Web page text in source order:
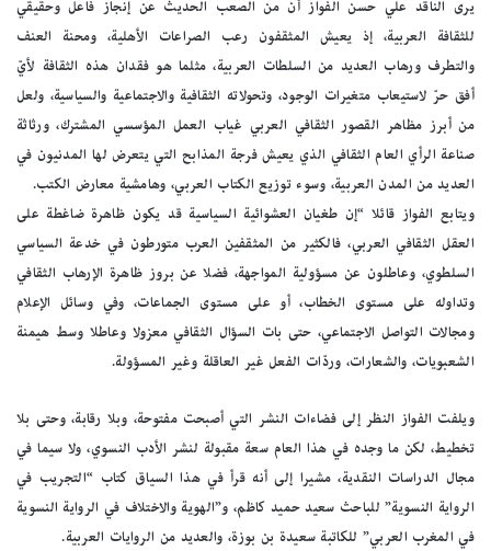
يرى الناقد علي حسن الفواز أن من الصعب الحديث عن إنجاز فاعل وحقيقي
للثقافة العربية، إذ يعيش المثقفون رعب الصراعات الأهلية، ومحنة العنف
والتطرف ورهاب العديد من السلطات العربية، مثلما هو فقدان هذه الثقافة لأيّ
أفق حرّ لاستيعاب متغيرات الوجود، وتحولاته الثقافية والاجتماعية والسياسية، ولعل
من أبرز مظاهر القصور الثقافي العربي غياب العمل المؤسسي المشترك، ورثاثة
صناعة الرأي العام الثقافي الذي يعيش فرجة المذابح التي يتعرض لها المدنيون في
العديد من المدن العربية، وسوء توزيع الكتاب العربي، وهامشية معارض الكتب.
ويتابع الفواز قائلا “إن طغيان العشوائية السياسية قد يكون ظاهرة ضاغطة على
العقل الثقافي العربي، فالكثير من المثقفين العرب متورطون في خدعة السياسي
السلطوي، وعاطلون عن مسؤولية المواجهة، فضلا عن بروز ظاهرة الإرهاب الثقافي
وتداوله على مستوى الخطاب، أو على مستوى الجماعات، وفي وسائل الإعلام
ومجالات التواصل الاجتماعي، حتى بات السؤال الثقافي معزولا وعاطلا وسط هيمنة
الشعبويات، والشعارات، وردّات الفعل غير العاقلة وغير المسؤولة.
ويلفت الفواز النظر إلى فضاءات النشر التي أصبحت مفتوحة، وبلا رقابة، وحتى بلا
تخطيط، لكن ما وجده في هذا العام سعة مقبولة لنشر الأدب النسوي، ولا سيما في
مجال الدراسات النقدية، مشيرا إلى أنه قرأ في هذا السياق كتاب “التجريب في
الرواية النسوية” للباحث سعيد حميد كاظم، و”الهوية والاختلاف في الرواية النسوية
في المغرب العربي” للكاتبة سعيدة بن بوزة، والعديد من الروايات العربية.